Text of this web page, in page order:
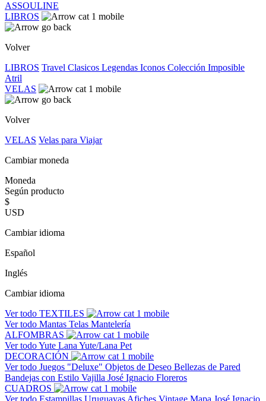
ASSOULINE
LIBROS
Volver
LIBROS Travel Clasicos Legendas Iconos Colección Imposible
Atril
VELAS
Volver
VELAS Velas para Viajar
Cambiar moneda
Moneda
Según producto
$
USD
Cambiar idioma
Español
Inglés
Cambiar idioma
Ver todo TEXTILES
Ver todo Mantas Telas Mantelería
ALFOMBRAS
Ver todoYute Lana Yute/Lana Pet
DECORACIÓN
Ver todo Juegos "Deluxe" Objetos de Deseo Bellezas de Pared
Bandejas con Estilo Vajilla José Ignacio Floreros
CUADROS
Ver todo Estampillas Uruguayas Afiches Vintage Mapa José Ignacio